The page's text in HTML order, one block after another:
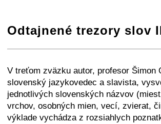
Odtajnené trezory slov
+ − ⛶
V treťom zväzku autor, profesor Šimon
slovenský jazykovedec a slavista,
jednotlivých slovenských názvov
vrchov, osobných mien, vecí, zvierat,
výklade vychádza z rozsiahlych